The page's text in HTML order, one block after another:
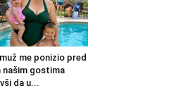
me ponizio pred
našim gostima
da u...